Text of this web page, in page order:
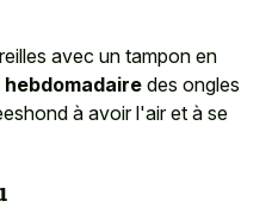
avec un tampon en
des ongles
à avoir l'air et à se